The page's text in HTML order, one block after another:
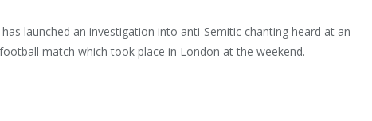
launched an investigation into anti-Semitic chanting heard at an
match which took place in London at the weekend.